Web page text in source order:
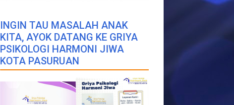
INGIN TAU MASALAH ANAK
KITA, AYOK DATANG KE GRIYA
PSIKOLOGI HARMONI JIWA
KOTA PASURUAN